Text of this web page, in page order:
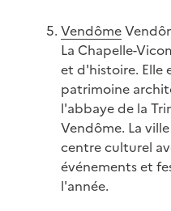
Vendôme
La Chapelle-
et d'histoire. Elle
patrimoine
l'abbaye de la
Vendôme. La
centre culturel
événements et
l'année.